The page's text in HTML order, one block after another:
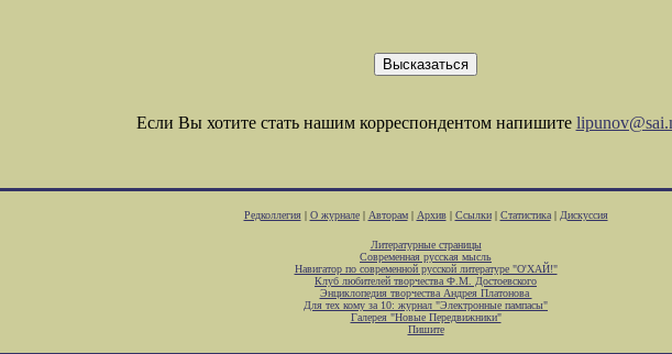
Если Вы хотите стать нашим корреспондентом напишите
Редколлегия| О журнале| Авторам| Архив| Ссылки| Статистика| Дискуссия
Литературные страницы
Современная русская мысль
Навигатор по современной русской литературе "О'ХАЙ!"
Клуб любителей творчества Ф.М. Достоевского
Энциклопедия творчества Андрея Платонова
Для тех кому за 10: журнал "Электронные пампасы"
Галерея "Новые Передвижники"
Пишите